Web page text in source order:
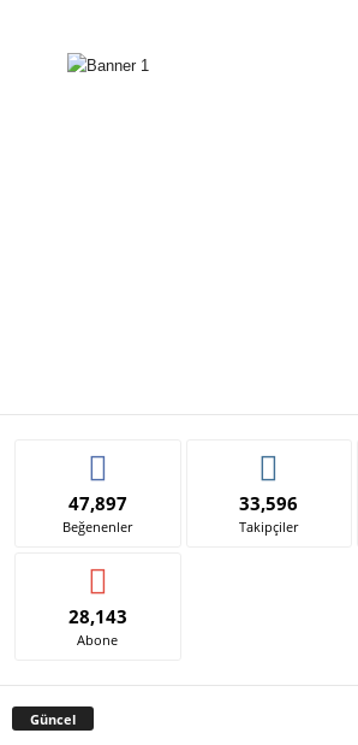
47,897
Beğenenler
33,596
Takipçiler
28,143
Abone
Güncel